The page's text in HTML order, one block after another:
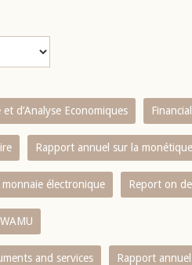
d’Analyse Economiques
Rapport annuel sur la
monnaie électronique Report on
and services Rapport